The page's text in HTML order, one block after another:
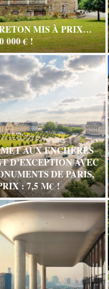
MIS À PRIX…
000 € !
AUX ENCHÈRES
D’EXCEPTION AVEC
DE PARIS,
: 7,5 M€ !